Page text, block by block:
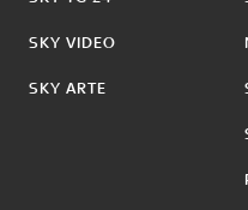
SKY VIDEO
SKY ARTE